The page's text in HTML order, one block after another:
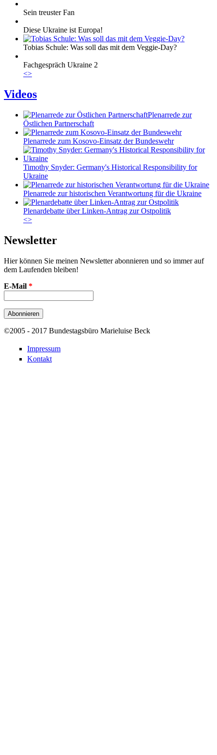
Sein treuster Fan
Diese Ukraine ist Europa!
Tobias Schule: Was soll das mit dem Veggie-Day?
Fachgespräch Ukraine 2
<>
Videos
Plenarrede zur
Östlichen Partnerschaft
Plenarrede zum Kosovo-Einsatz der Bundeswehr
Timothy Snyder: Germany's Historical Responsibility for
Ukraine
Plenarrede zur historischen Verantwortung für die Ukraine
Plenardebatte über Linken-Antrag zur Ostpolitik
<>
Newsletter
Hier können Sie meinen Newsletter abonnieren und so immer auf
dem Laufenden bleiben!
E-Mail *
©2005 - 2017 Bundestagsbüro Marieluise Beck
Impressum
Kontakt